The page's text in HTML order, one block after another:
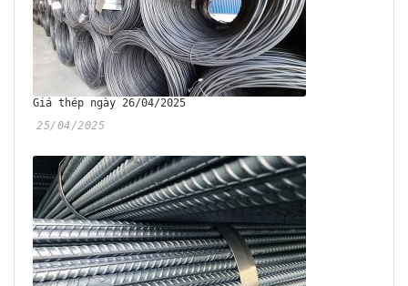
Giá thép ngày 26/04/2025
25/04/2025